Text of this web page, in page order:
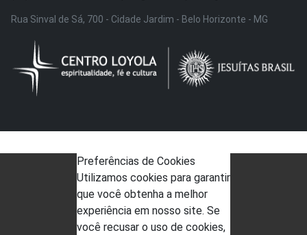
Rua Sinval de Sá, 700 - Cidade Jardim - Belo Horizonte - MG
Preferências de Cookies
Utilizamos cookies para garantir
que você obtenha a melhor
experiência em nosso site. Se
você recusar o uso de cookies,